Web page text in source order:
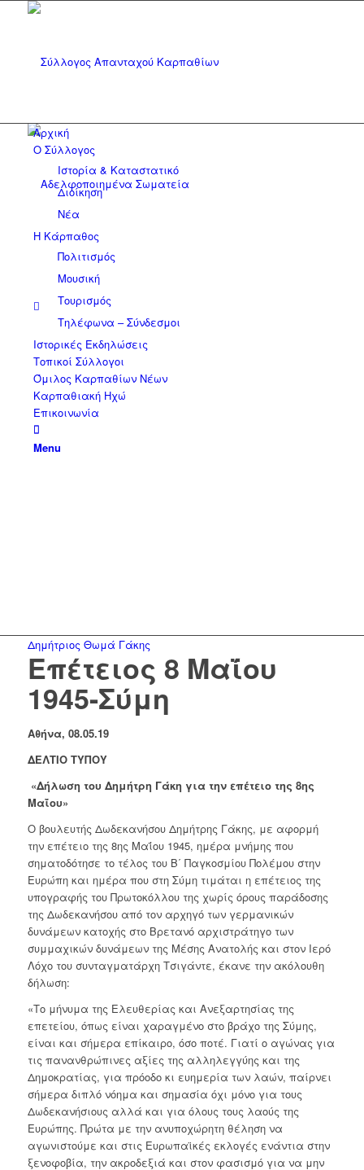
Αρχική
Ο Σύλλογος
Ιστορία & Καταστατικό
Διοίκηση
Νέα
Η Κάρπαθος
Πολιτισμός
Μουσική
Τουρισμός
Τηλέφωνα – Σύνδεσμοι
Ιστορικές Εκδηλώσεις
Τοπικοί Σύλλογοι
Όμιλος Καρπαθίων Νέων
Καρπαθιακή Ηχώ
Επικοινωνία
Menu
Δημήτριος Θωμά Γάκης
Επέτειος 8 Μαΐου
1945-Σύμη
Αθήνα, 08.05.19
ΔΕΛΤΙΟ ΤΥΠΟΥ
«Δήλωση του Δημήτρη Γάκη για την επέτειο της 8ης
Μαΐου»
Ο βουλευτής Δωδεκανήσου Δημήτρης Γάκης, με αφορμή
την επέτειο της 8ης Μαΐου 1945, ημέρα μνήμης που
σηματοδότησε το τέλος του Β΄ Παγκοσμίου Πολέμου στην
Ευρώπη και ημέρα που στη Σύμη τιμάται η επέτειος της
υπογραφής του Πρωτοκόλλου της χωρίς όρους παράδοσης
της Δωδεκανήσου από τον αρχηγό των γερμανικών
δυνάμεων κατοχής στο Βρετανό αρχιστράτηγο των
συμμαχικών δυνάμεων της Μέσης Ανατολής και στον Ιερό
Λόχο του συνταγματάρχη Τσιγάντε, έκανε την ακόλουθη
δήλωση:
«Το μήνυμα της Ελευθερίας και Ανεξαρτησίας της
επετείου, όπως είναι χαραγμένο στο βράχο της Σύμης,
είναι και σήμερα επίκαιρο, όσο ποτέ. Γιατί ο αγώνας για
τις πανανθρώπινες αξίες της αλληλεγγύης και της
Δημοκρατίας, για πρόοδο κι ευημερία των λαών, παίρνει
σήμερα διπλό νόημα και σημασία όχι μόνο για τους
Δωδεκανήσιους αλλά και για όλους τους λαούς της
Ευρώπης. Πρώτα με την ανυποχώρητη θέληση να
αγωνιστούμε και στις Ευρωπαϊκές εκλογές ενάντια στην
ξενοφοβία, την ακροδεξιά και στον φασισμό για να μην